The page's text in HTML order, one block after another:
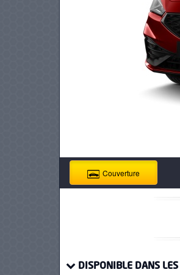
Couverture
DISPONIBLE DANS